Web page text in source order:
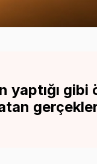
yaptığı gibi